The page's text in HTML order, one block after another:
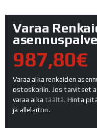
Varaa
987,80€
Varaa aika renkaiden
ostoskoriin. Jos tarvitset
varaa aikatäältä. Hinta
ja allelaiton.